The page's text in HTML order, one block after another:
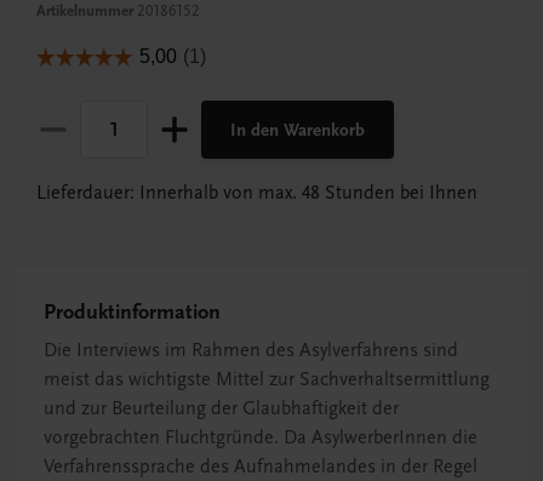
Artikelnummer 20186152
In den Warenkorb
Lieferdauer: Innerhalb von max. 48 Stunden bei Ihnen
Produktinformation
Die Interviews im Rahmen des Asylverfahrens sind
meist das wichtigste Mittel zur Sachverhaltsermittlung
und zur Beurteilung der Glaubhaftigkeit der
vorgebrachten Fluchtgründe. Da AsylwerberInnen die
Verfahrenssprache des Aufnahmelandes in der Regel